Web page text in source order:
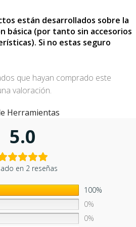
están desarrollados sobre la
básica (por tanto sin accesorios
Si no estas seguro
Herramientas
5.0
en 2 reseñas
100%
0%
0%
que hayan comprado este
valoración.